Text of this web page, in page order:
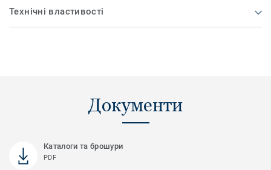
Технічні властивості
Документи
Каталоги та брошури
PDF